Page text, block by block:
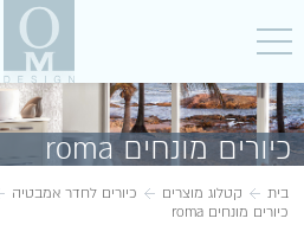
כיורים מונחים roma
בית קטלוג מוצרים כיורים לחדר אמבטיה
כיורים מונחים roma